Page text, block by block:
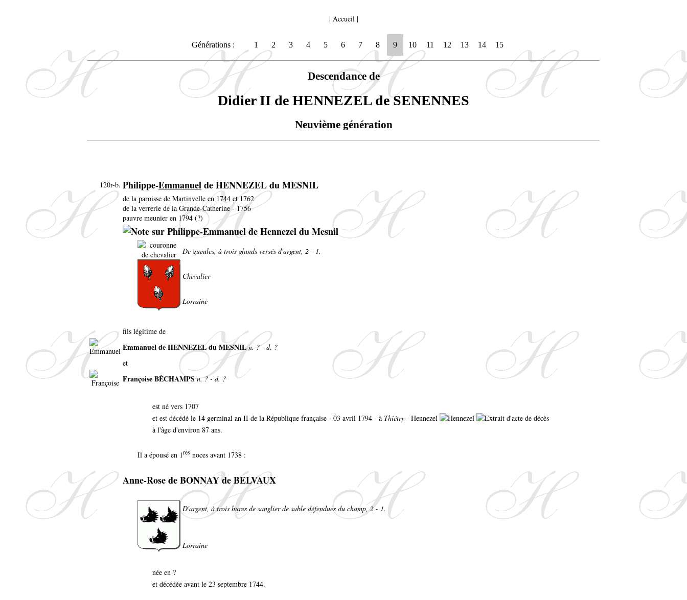
| Accueil|
Générations : 1 2 3 4 5 6 7 8 9 10 11 12 13 14 15
Descendance de
Didier II de HENNEZEL de SENENNES
Neuvième génération
120r-b. Philippe-Emmanuelde HENNEZEL du MESNIL
de la paroisse de Martinvelle en 1744 et 1762
de la verrerie de la Grande-Catherine - 1756
pauvre meunier en 1794 (?)
De gueules, à trois glands versés d'argent, 2 - 1.
Chevalier
Lorraine
fils légitime de
Emmanuel de HENNEZEL du MESNIL n. ? - d. ?
et
Françoise BÉCHAMPS n. ? - d. ?
est né vers 1707
et est décédé le 14 germinal an II de la République française - 03 avril 1794 - à Thiétry - Hennezel
à l'âge d'environ 87 ans.
Il a épousé en 1res noces avant 1738 :
Anne-Rose de BONNAY de BELVAUX
D'argent, à trois hures de sanglier de sable défendues du champ, 2 - 1.
Lorraine
née en ?
et décédée avant le 23 septembre 1744.